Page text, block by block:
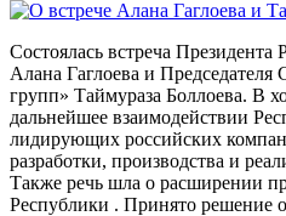
Состоялась встреча
Алана Гаглоева и
групп» Таймураза Боллоева. В
дальнейшее взаимодействии
лидирующих российских
разработки, производства и
Также речь шла о расширении
Республики . Принято решение